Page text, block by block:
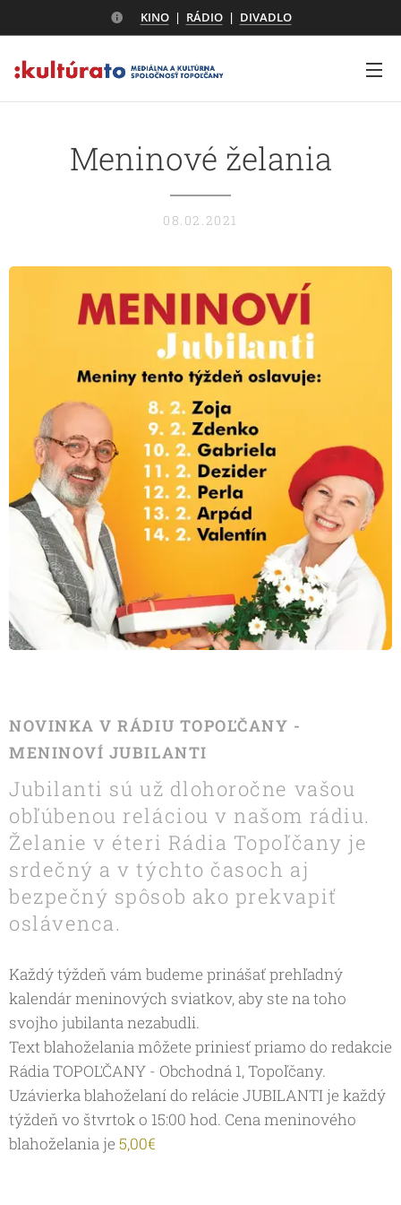
KINO| RÁDIO| DIVADLO
Meninové želania
08.02.2021
NOVINKA V RÁDIU TOPOĽČANY -
MENINOVÍ JUBILANTI
Jubilanti sú už dlohoročne vašou
obľúbenou reláciou v našom rádiu.
Želanie v éteri Rádia Topoľčany je
srdečný a v týchto časoch aj
bezpečný spôsob ako prekvapiť
oslávenca.
Každý týždeň vám budeme prinášať prehľadný
kalendár meninových sviatkov, aby ste na toho
svojho jubilanta nezabudli.
Text blahoželania môžete priniesť priamo do redakcie
Rádia TOPOĽČANY - Obchodná 1, Topoľčany.
Uzávierka blahoželaní do relácie JUBILANTI je každý
týždeň vo štvrtok o 15:00 hod. Cena meninového
blahoželania je 5,00€